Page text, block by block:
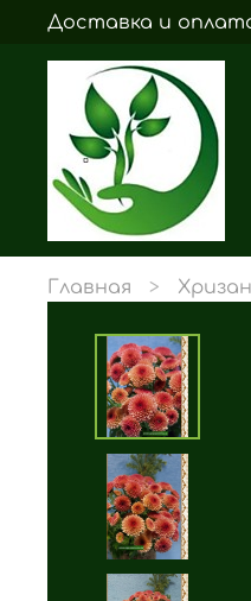
Доставка и
Главная